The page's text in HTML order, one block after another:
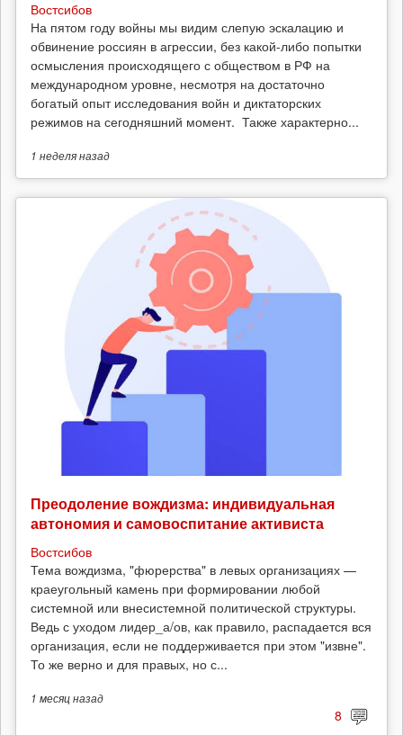
Востсибов
На пятом году войны мы видим слепую эскалацию и
обвинение россиян в агрессии, без какой-либо попытки
осмысления происходящего с обществом в РФ на
международном уровне, несмотря на достаточно
богатый опыт исследования войн и диктаторских
режимов на сегодняшний момент. Также характерно...
1 неделяназад
Преодоление вождизма: индивидуальная
автономия и самовоспитание активиста
Востсибов
Тема вождизма, "фюрерства" в левых организациях —
краеугольный камень при формировании любой
системной или внесистемной политической структуры.
Ведь с уходом лидер_а/ов, как правило, распадается вся
организация, если не поддерживается при этом "извне".
То же верно и для правых, но с...
1 месяцназад
8